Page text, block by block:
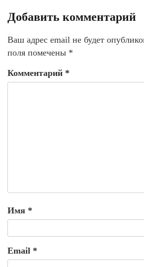
Добавить комментарий
Ваш адрес email не будет
поля помечены *
Комментарий *
Имя *
Email *